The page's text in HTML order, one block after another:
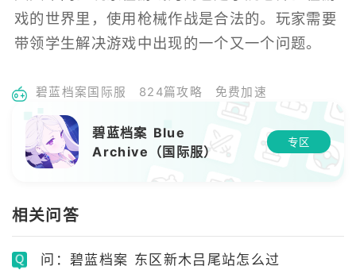
戏的世界里，使用枪械作战是合法的。玩家需要
带领学生解决游戏中出现的一个又一个问题。
碧蓝档案国际服 824篇攻略 免费加速
碧蓝档案 Blue
Archive（国际服）
专区
相关问答
问：碧蓝档案 东区新木吕尾站怎么过